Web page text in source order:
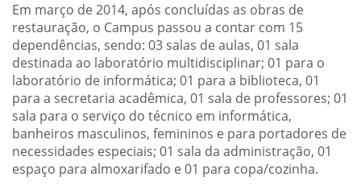
Em março de 2014, após concluídas as obras de
restauração, o Campus passou a contar com 15
dependências, sendo: 03 salas de aulas, 01 sala
destinada ao laboratório multidisciplinar; 01 para o
laboratório de informática; 01 para a biblioteca, 01
para a secretaria acadêmica, 01 sala de professores; 01
sala para o serviço do técnico em informática,
banheiros masculinos, femininos e para portadores de
necessidades especiais; 01 sala da administração, 01
espaço para almoxarifado e 01 para copa/cozinha.